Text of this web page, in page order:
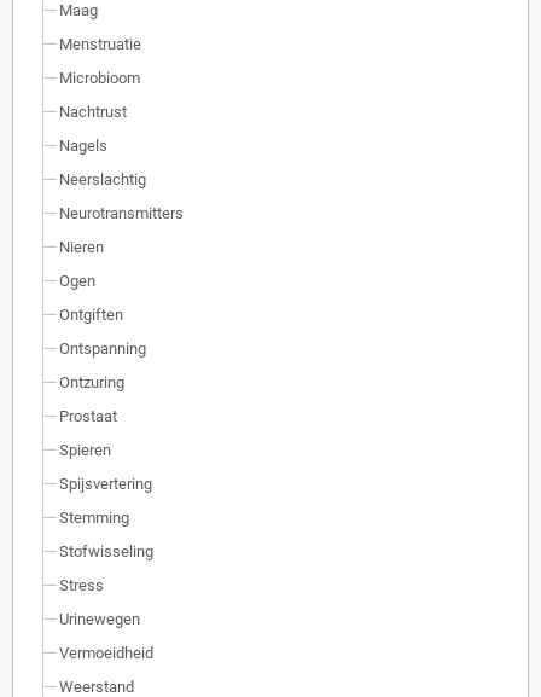
Maag
Menstruatie
Microbioom
Nachtrust
Nagels
Neerslachtig
Neurotransmitters
Nieren
Ogen
Ontgiften
Ontspanning
Ontzuring
Prostaat
Spieren
Spijsvertering
Stemming
Stofwisseling
Stress
Urinewegen
Vermoeidheid
Weerstand